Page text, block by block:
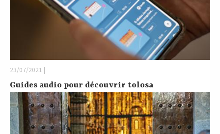
23/07/2021 |
Guides audio pour découvrir tolosa